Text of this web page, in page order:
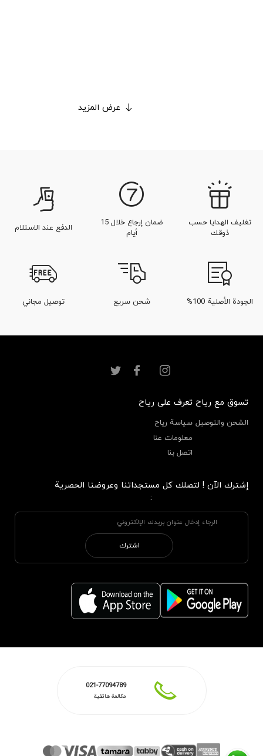
عرض المزيد
تغليف الهدايا حسب
ذوقك
ضمان إرجاع خلال 15
أيام
الدفع عند الاستلام
الجودة الأصلية 100% شحن سريع توصيل مجاني
تسوق مع رياح
الشحن والتوصيل
تعرف على رياح
سياسة رياح
معلومات عنا
اتصل بنا
إشترك الآن ! لتصلك كل مستجداتنا وعروضنا الحصرية
:
اشترك
021-77094789
مكالمة هاتفية